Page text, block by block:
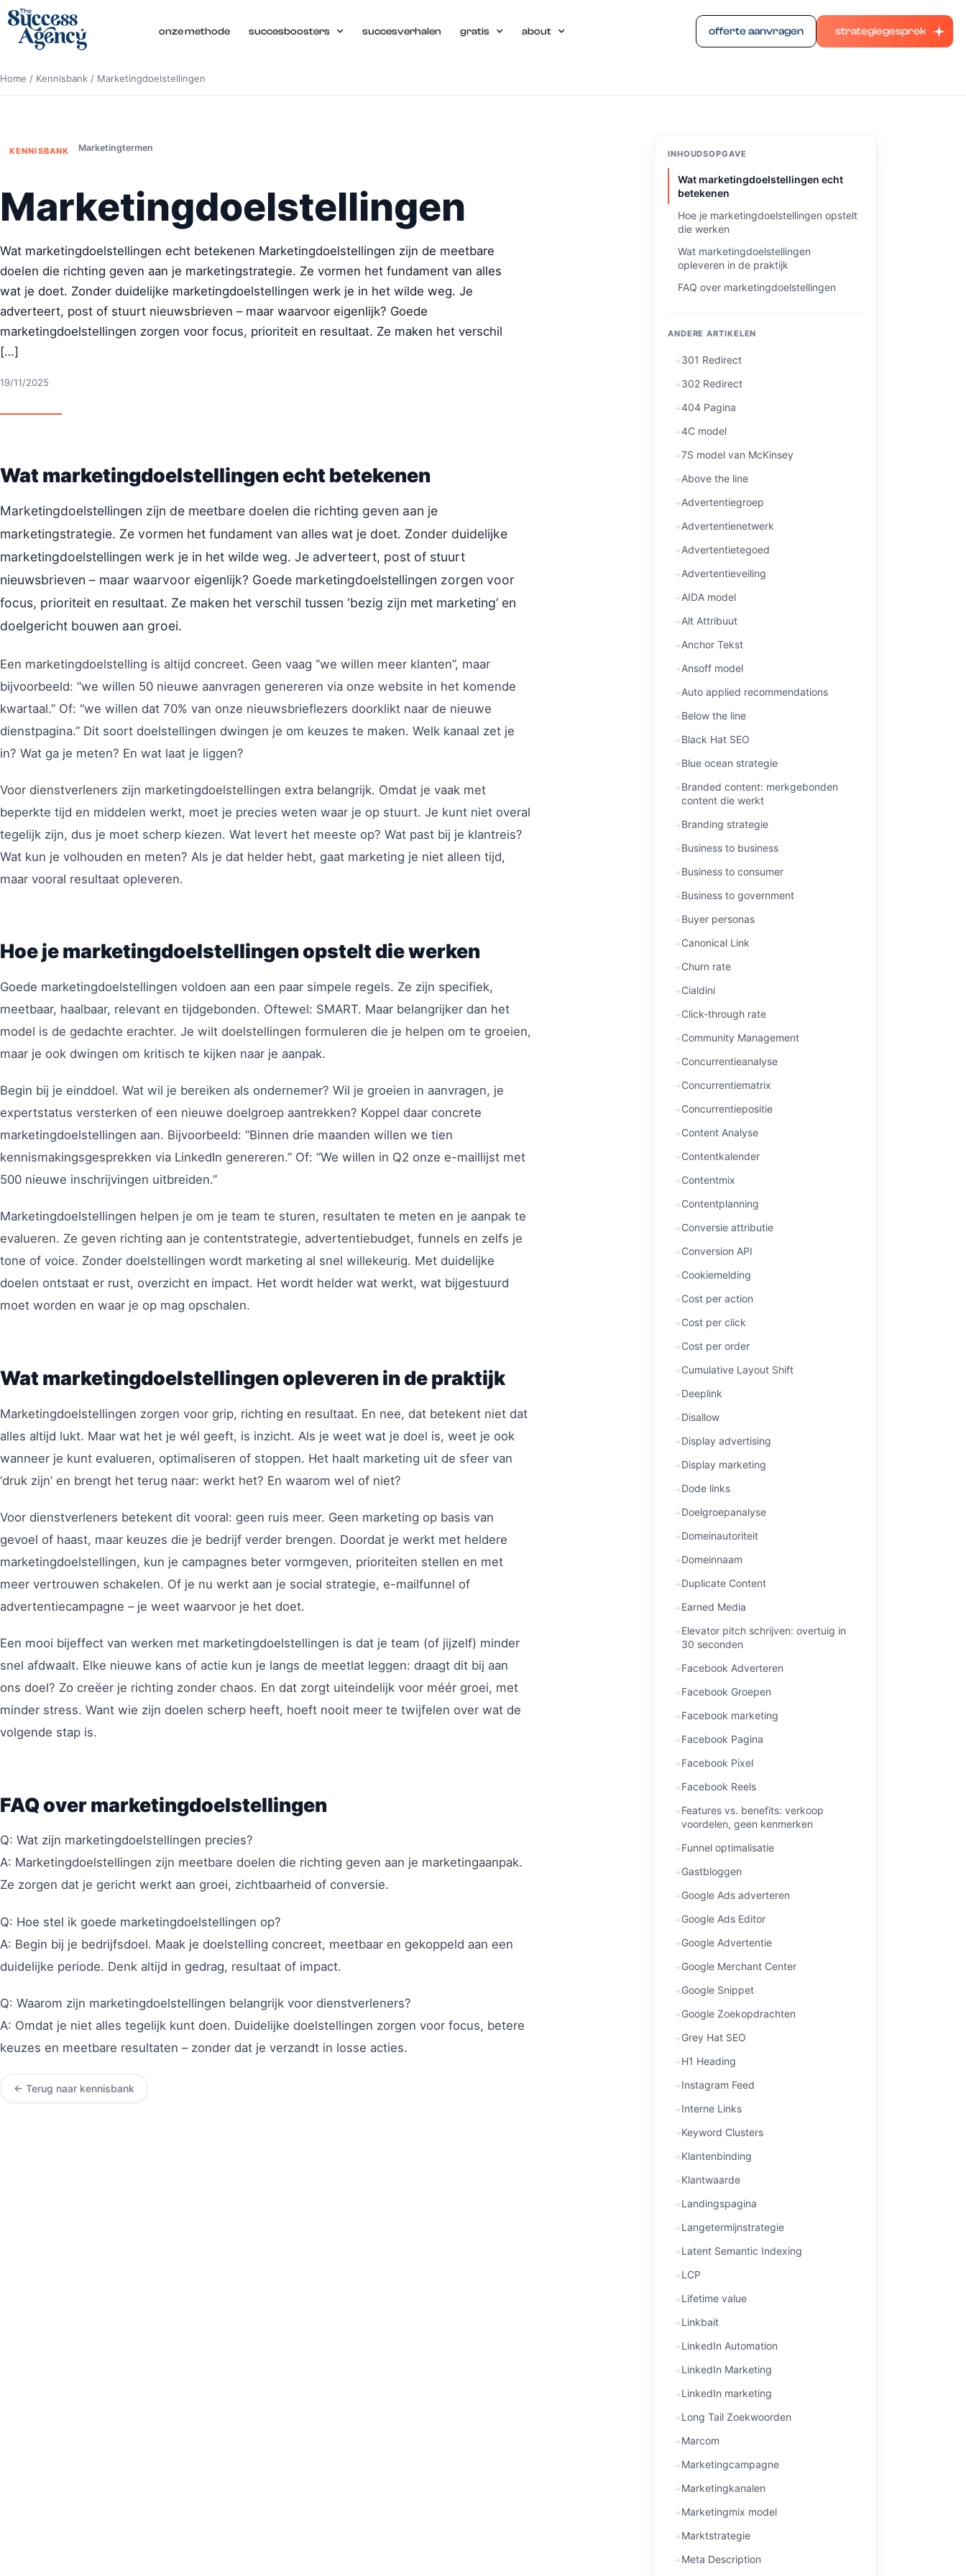
onze methode succesboosters succesverhalen gratis about offerte aanvragen strategiegesprek
Home / Kennisbank / Marketingdoelstellingen
KENNISBANK Marketingtermen
Marketingdoelstellingen
Wat marketingdoelstellingen echt betekenen Marketingdoelstellingen zijn de meetbare
doelen die richting geven aan je marketingstrategie. Ze vormen het fundament van alles
wat je doet. Zonder duidelijke marketingdoelstellingen werk je in het wilde weg. Je
adverteert, post of stuurt nieuwsbrieven – maar waarvoor eigenlijk? Goede
marketingdoelstellingen zorgen voor focus, prioriteit en resultaat. Ze maken het verschil
[…]
19/11/2025
Wat marketingdoelstellingen echt betekenen
Marketingdoelstellingen zijn de meetbare doelen die richting geven aan je
marketingstrategie. Ze vormen het fundament van alles wat je doet. Zonder duidelijke
marketingdoelstellingen werk je in het wilde weg. Je adverteert, post of stuurt
nieuwsbrieven – maar waarvoor eigenlijk? Goede marketingdoelstellingen zorgen voor
focus, prioriteit en resultaat. Ze maken het verschil tussen ‘bezig zijn met marketing’ en
doelgericht bouwen aan groei.
Een marketingdoelstelling is altijd concreet. Geen vaag “we willen meer klanten”, maar
bijvoorbeeld: “we willen 50 nieuwe aanvragen genereren via onze website in het komende
kwartaal.” Of: “we willen dat 70% van onze nieuwsbrieflezers doorklikt naar de nieuwe
dienstpagina.” Dit soort doelstellingen dwingen je om keuzes te maken. Welk kanaal zet je
in? Wat ga je meten? En wat laat je liggen?
Voor dienstverleners zijn marketingdoelstellingen extra belangrijk. Omdat je vaak met
beperkte tijd en middelen werkt, moet je precies weten waar je op stuurt. Je kunt niet overal
tegelijk zijn, dus je moet scherp kiezen. Wat levert het meeste op? Wat past bij je klantreis?
Wat kun je volhouden en meten? Als je dat helder hebt, gaat marketing je niet alleen tijd,
maar vooral resultaat opleveren.
Hoe je marketingdoelstellingen opstelt die werken
Goede marketingdoelstellingen voldoen aan een paar simpele regels. Ze zijn specifiek,
meetbaar, haalbaar, relevant en tijdgebonden. Oftewel: SMART. Maar belangrijker dan het
model is de gedachte erachter. Je wilt doelstellingen formuleren die je helpen om te groeien,
maar je ook dwingen om kritisch te kijken naar je aanpak.
Begin bij je einddoel. Wat wil je bereiken als ondernemer? Wil je groeien in aanvragen, je
expertstatus versterken of een nieuwe doelgroep aantrekken? Koppel daar concrete
marketingdoelstellingen aan. Bijvoorbeeld: “Binnen drie maanden willen we tien
kennismakingsgesprekken via LinkedIn genereren.” Of: “We willen in Q2 onze e-maillijst met
500 nieuwe inschrijvingen uitbreiden.”
Marketingdoelstellingen helpen je om je team te sturen, resultaten te meten en je aanpak te
evalueren. Ze geven richting aan je contentstrategie, advertentiebudget, funnels en zelfs je
tone of voice. Zonder doelstellingen wordt marketing al snel willekeurig. Met duidelijke
doelen ontstaat er rust, overzicht en impact. Het wordt helder wat werkt, wat bijgestuurd
moet worden en waar je op mag opschalen.
Wat marketingdoelstellingen opleveren in de praktijk
Marketingdoelstellingen zorgen voor grip, richting en resultaat. En nee, dat betekent niet dat
alles altijd lukt. Maar wat het je wél geeft, is inzicht. Als je weet wat je doel is, weet je ook
wanneer je kunt evalueren, optimaliseren of stoppen. Het haalt marketing uit de sfeer van
‘druk zijn’ en brengt het terug naar: werkt het? En waarom wel of niet?
Voor dienstverleners betekent dit vooral: geen ruis meer. Geen marketing op basis van
gevoel of haast, maar keuzes die je bedrijf verder brengen. Doordat je werkt met heldere
marketingdoelstellingen, kun je campagnes beter vormgeven, prioriteiten stellen en met
meer vertrouwen schakelen. Of je nu werkt aan je social strategie, e-mailfunnel of
advertentiecampagne – je weet waarvoor je het doet.
Een mooi bijeffect van werken met marketingdoelstellingen is dat je team (of jijzelf) minder
snel afdwaalt. Elke nieuwe kans of actie kun je langs de meetlat leggen: draagt dit bij aan
ons doel? Zo creëer je richting zonder chaos. En dat zorgt uiteindelijk voor méér groei, met
minder stress. Want wie zijn doelen scherp heeft, hoeft nooit meer te twijfelen over wat de
volgende stap is.
FAQ over marketingdoelstellingen
Q: Wat zijn marketingdoelstellingen precies?
A: Marketingdoelstellingen zijn meetbare doelen die richting geven aan je marketingaanpak.
Ze zorgen dat je gericht werkt aan groei, zichtbaarheid of conversie.
Q: Hoe stel ik goede marketingdoelstellingen op?
A: Begin bij je bedrijfsdoel. Maak je doelstelling concreet, meetbaar en gekoppeld aan een
duidelijke periode. Denk altijd in gedrag, resultaat of impact.
Q: Waarom zijn marketingdoelstellingen belangrijk voor dienstverleners?
A: Omdat je niet alles tegelijk kunt doen. Duidelijke doelstellingen zorgen voor focus, betere
keuzes en meetbare resultaten – zonder dat je verzandt in losse acties.
← Terug naar kennisbank
INHOUDSOPGAVE
Wat marketingdoelstellingen echt
betekenen
Hoe je marketingdoelstellingen opstelt
die werken
Wat marketingdoelstellingen
opleveren in de praktijk
FAQ over marketingdoelstellingen
ANDERE ARTIKELEN
301 Redirect
302 Redirect
404 Pagina
4C model
7S model van McKinsey
Above the line
Advertentiegroep
Advertentienetwerk
Advertentietegoed
Advertentieveiling
AIDA model
Alt Attribuut
Anchor Tekst
Ansoff model
Auto applied recommendations
Below the line
Black Hat SEO
Blue ocean strategie
Branded content: merkgebonden
content die werkt
Branding strategie
Business to business
Business to consumer
Business to government
Buyer personas
Canonical Link
Churn rate
Cialdini
Click-through rate
Community Management
Concurrentieanalyse
Concurrentiematrix
Concurrentiepositie
Content Analyse
Contentkalender
Contentmix
Contentplanning
Conversie attributie
Conversion API
Cookiemelding
Cost per action
Cost per click
Cost per order
Cumulative Layout Shift
Deeplink
Disallow
Display advertising
Display marketing
Dode links
Doelgroepanalyse
Domeinautoriteit
Domeinnaam
Duplicate Content
Earned Media
Elevator pitch schrijven: overtuig in
30 seconden
Facebook Adverteren
Facebook Groepen
Facebook marketing
Facebook Pagina
Facebook Pixel
Facebook Reels
Features vs. benefits: verkoop
voordelen, geen kenmerken
Funnel optimalisatie
Gastbloggen
Google Ads adverteren
Google Ads Editor
Google Advertentie
Google Merchant Center
Google Snippet
Google Zoekopdrachten
Grey Hat SEO
H1 Heading
Instagram Feed
Interne Links
Keyword Clusters
Klantenbinding
Klantwaarde
Landingspagina
Langetermijnstrategie
Latent Semantic Indexing
LCP
Lifetime value
Linkbait
LinkedIn Automation
LinkedIn Marketing
LinkedIn marketing
Long Tail Zoekwoorden
Marcom
Marketingcampagne
Marketingkanalen
Marketingmix model
Marktstrategie
Meta Description